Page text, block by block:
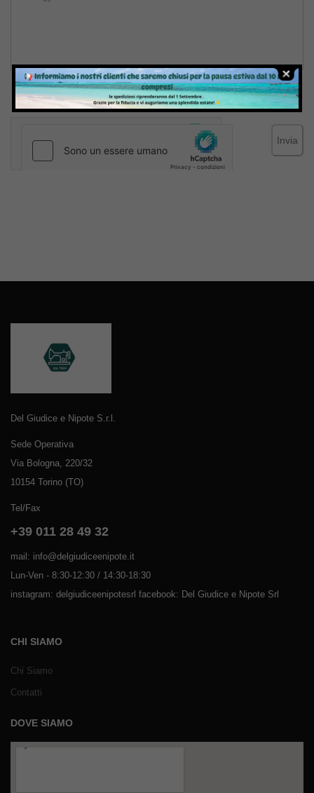
Inviando il messaggio confermo di aver letto e accettato
Termini e condizionidel sito web
Invia
Del Giudice e Nipote S.r.l.
Sede Operativa
Via Bologna, 220/32
10154 Torino (TO)
Tel/Fax
+39 011 28 49 32
mail: info@delgiudiceenipote.it
Lun-Ven - 8:30-12:30 / 14:30-18:30
instagram: delgiudiceenipotesrl facebook: Del Giudice e Nipote Srl
CHI SIAMO
Chi Siamo
Contatti
DOVE SIAMO